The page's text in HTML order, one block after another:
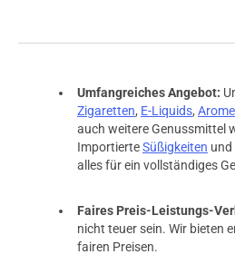
Umfangreiches Angebot:
Zigaretten, E-Liquids,
auch weitere Genussmittel
ImportierteSüßigkeiten und
alles für ein vollständiges
Faires Preis-Leistungs-
nicht teuer sein. Wir bieten
fairen Preisen.